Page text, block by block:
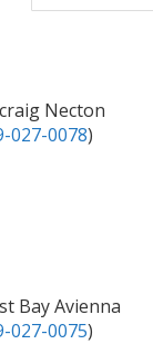
Necton
027-0078)
Bay Avienna
027-0075)